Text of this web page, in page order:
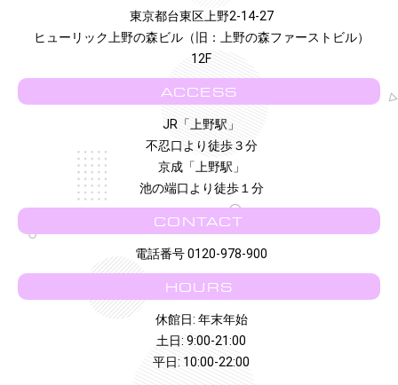
東京都台東区上野2-14-27
ヒューリック上野の森ビル（旧：上野の森ファーストビル）
12F
ACCESS
JR「上野駅」
不忍口より徒歩３分
京成「上野駅」
池の端口より徒歩１分
CONTACT
電話番号 0120-978-900
HOURS
休館日: 年末年始
土日: 9:00-21:00
平日: 10:00-22:00